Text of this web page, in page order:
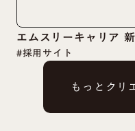
エムスリーキャリア
#採用サイト
もっとクリ